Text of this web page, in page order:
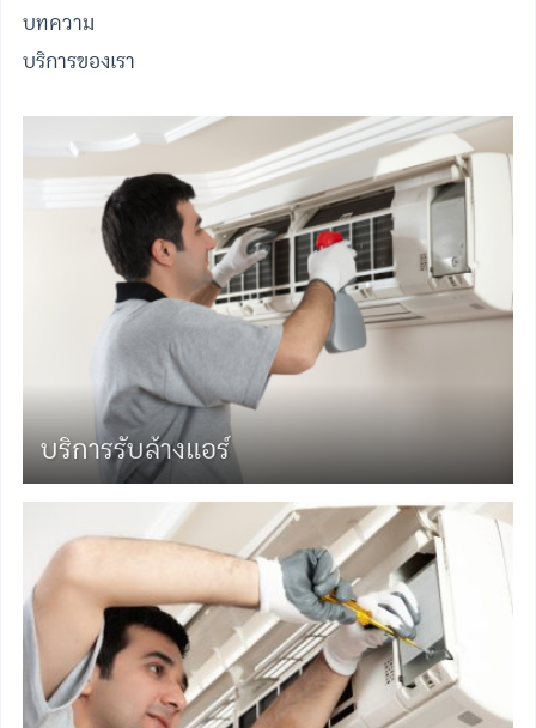
บทความ
บริการของเรา
บริการรับล้างแอร์